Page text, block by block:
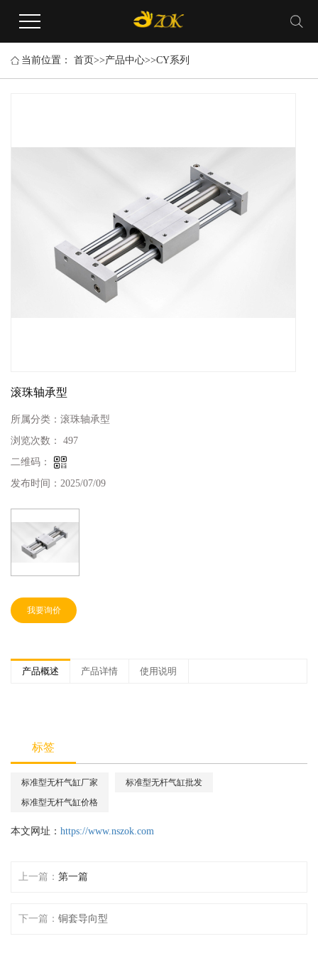
当前位置： 首页>>产品中心>>CY系列
滚珠轴承型
所属分类： 滚珠轴承型
浏览次数：
497
二维码：
发布时间： 2025/07/09
我要询价
产品概述 产品详情 使用说明
标签
标准型无杆气缸厂家
标准型无杆气缸批发
标准型无杆气缸价格
本文网址： https://www.nszok.com
上一篇： 第一篇
下一篇： 铜套导向型